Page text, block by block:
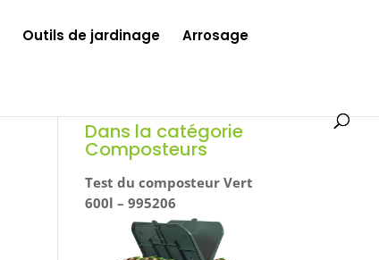
Outils de jardinage Arrosage
Dans la catégorie
Composteurs
Test du composteur Vert
600l – 995206